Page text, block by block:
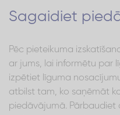
Sagaidiet
Pēc pieteikuma
ar jums, lai informētu par
izpētiet līguma
atbilst tam, ko saņēmāt
piedāvājumā. Pārbaudiet